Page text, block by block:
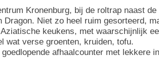
Kronenburg, bij de roltrap naast
Dragon. Niet zo heel ruim gesorteerd,
keukens, met waarschijnlijk
wat verse groenten, kruiden, tofu.
afhaalcounter met lekkere